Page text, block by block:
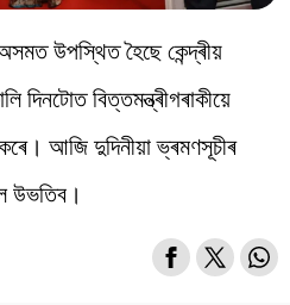
উপস্থিত হৈছে কেন্দ্ৰীয়
দিনটোত বিত্তমন্ত্ৰীগৰাকীয়ে
আজি দুদিনীয়া ভ্ৰমণসূচীৰ
উভতিব।